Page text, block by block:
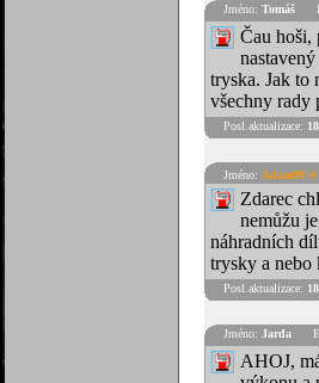
Jméno: Tomáš
Čau hoši,
tryska. Jak to
všechny rady
Posl.aktualizace:
Jméno: Adam99 ®
Zdarec
nemůžu
náhradních
trysky a
Posl.aktualizace:
Jméno: Jarda E-
AHOJ,